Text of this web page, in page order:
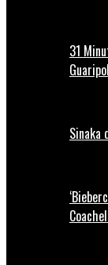
31
Sinaka